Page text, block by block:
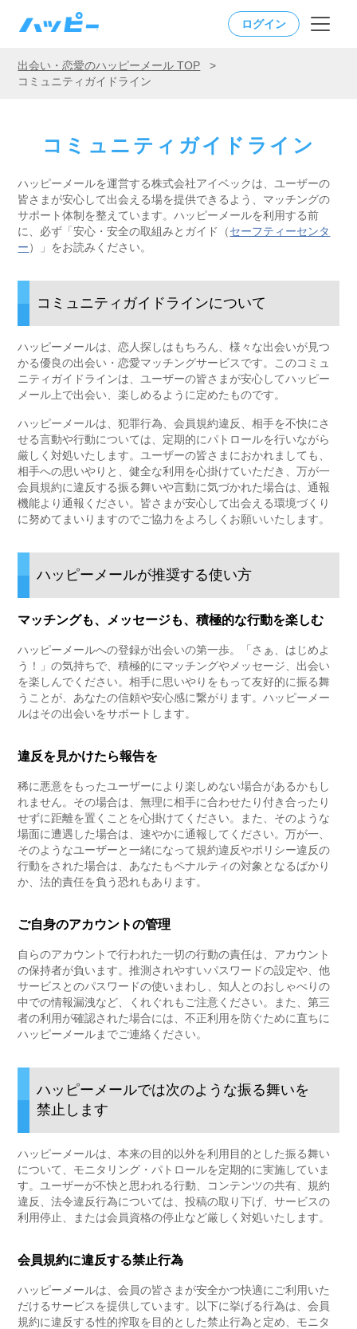
ログイン
出会い・恋愛のハッピーメール TOP
>
コミュニティガイドライン
コミュニティガイドライン
ハッピーメールを運営する株式会社アイベックは、ユーザーの
皆さまが安心して出会える場を提供できるよう、マッチングの
サポート体制を整えています。ハッピーメールを利用する前
に、必ず「安心・安全の取組みとガイド（セーフティーセンタ
ー）」をお読みください。
コミュニティガイドラインについて
ハッピーメールは、恋人探しはもちろん、様々な出会いが見つ
かる優良の出会い・恋愛マッチングサービスです。このコミュ
ニティガイドラインは、ユーザーの皆さまが安心してハッピー
メール上で出会い、楽しめるように定めたものです。
ハッピーメールは、犯罪行為、会員規約違反、相手を不快にさ
せる言動や行動については、定期的にパトロールを行いながら
厳しく対処いたします。ユーザーの皆さまにおかれましても、
相手への思いやりと、健全な利用を心掛けていただき、万が一
会員規約に違反する振る舞いや言動に気づかれた場合は、通報
機能より通報ください。皆さまが安心して出会える環境づくり
に努めてまいりますのでご協力をよろしくお願いいたします。
ハッピーメールが推奨する使い方
マッチングも、メッセージも、積極的な行動を楽しむ
ハッピーメールへの登録が出会いの第一歩。「さぁ、はじめよ
う！」の気持ちで、積極的にマッチングやメッセージ、出会い
を楽しんでください。相手に思いやりをもって友好的に振る舞
うことが、あなたの信頼や安心感に繋がります。ハッピーメー
ルはその出会いをサポートします。
違反を見かけたら報告を
稀に悪意をもったユーザーにより楽しめない場合があるかもし
れません。その場合は、無理に相手に合わせたり付き合ったり
せずに距離を置くことを心掛けてください。また、そのような
場面に遭遇した場合は、速やかに通報してください。万が一、
そのようなユーザーと一緒になって規約違反やポリシー違反の
行動をされた場合は、あなたもペナルティの対象となるばかり
か、法的責任を負う恐れもあります。
ご自身のアカウントの管理
自らのアカウントで行われた一切の行動の責任は、アカウント
の保持者が負います。推測されやすいパスワードの設定や、他
サービスとのパスワードの使いまわし、知人とのおしゃべりの
中での情報漏洩など、くれぐれもご注意ください。また、第三
者の利用が確認された場合には、不正利用を防ぐために直ちに
ハッピーメールまでご連絡ください。
ハッピーメールでは次のような振る舞いを
禁止します
ハッピーメールは、本来の目的以外を利用目的とした振る舞い
について、モニタリング・パトロールを定期的に実施していま
す。ユーザーが不快と思われる行動、コンテンツの共有、規約
違反、法令違反行為については、投稿の取り下げ、サービスの
利用停止、または会員資格の停止など厳しく対処いたします。
会員規約に違反する禁止行為
ハッピーメールは、会員の皆さまが安全かつ快適にご利用いた
だけるサービスを提供しています。以下に挙げる行為は、会員
規約に違反する性的搾取を目的とした禁止行為と定め、モニタ